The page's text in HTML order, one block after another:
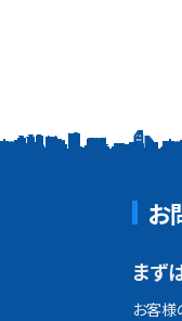
お
まず
お客様